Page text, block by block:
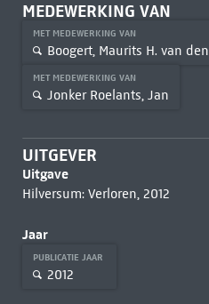
MEDEWERKING VAN
MET MEDEWERKING VAN
Boogert, Maurits H. van den
MET MEDEWERKING VAN
Jonker Roelants, Jan
UITGEVER
Uitgave
Hilversum: Verloren, 2012
Jaar
PUBLICATIE JAAR
2012